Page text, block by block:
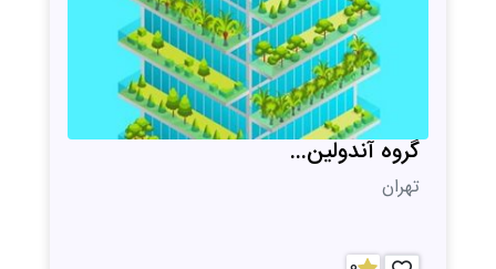
گروه آندولین...
تهران